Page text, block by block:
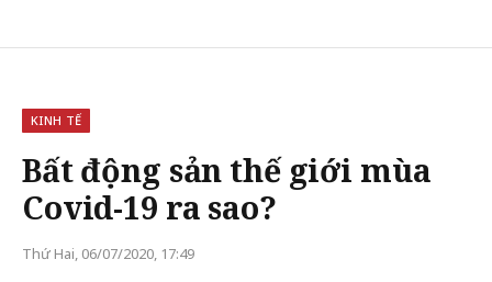
KINH TẾ
Bất động sản thế giới mùa
Covid-19 ra sao?
Thứ Hai, 06/07/2020, 17:49